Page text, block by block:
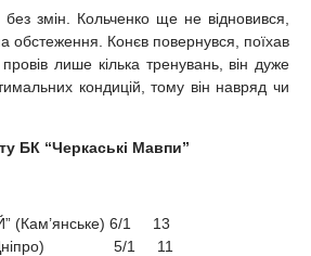
змін. Кольченко ще не відновився,
обстеження. Конєв повернувся, поїхав
лише кілька тренувань, він дуже
кондицій, тому він навряд чи
БК “Черкаські Мавпи”
(Кам’янське) 6/1 13
(Дніпрo) 5/1 11